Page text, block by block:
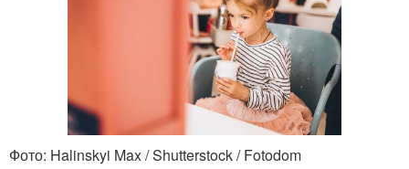
Фото: Halinskyi Max / Shutterstock / Fotodom